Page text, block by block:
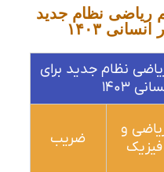
ریاضی نظام جدید
۱۴۰۳
نظام جدید برای
۱۴۰۳
و
فیزیک
ضریب